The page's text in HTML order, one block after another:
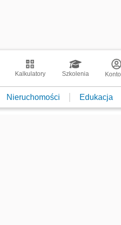
Kalkulatory Szkolenia Konto
Nieruchomości Edukacja